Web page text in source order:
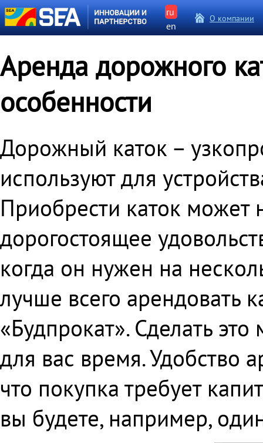
ru
en
О компании
Аренда дорожного
особенности
Дорожный каток –
используют для
Приобрести каток может
дорогостоящее
когда он нужен на
лучше всего арендовать
«Будпрокат». Сделать
для вас время. Удобство
что покупка требует
вы будете, например,